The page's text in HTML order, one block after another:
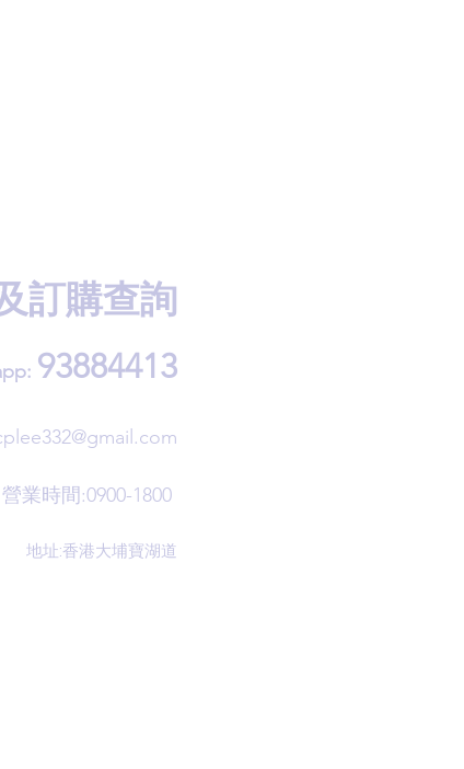
訂購查詢
93884413
營業時間:0900-1800
地址:香港大埔寶湖道